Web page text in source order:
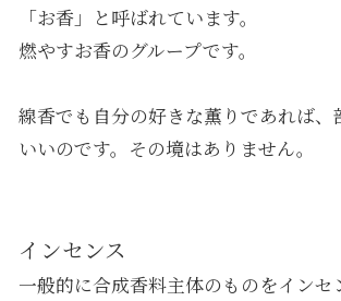
「お香」と呼ばれています。
燃やすお香のグループです。
線香でも自分の好きな薫りであれば、
いいのです。その境はありません。
インセンス
一般的に合成香料主体のものをインセ